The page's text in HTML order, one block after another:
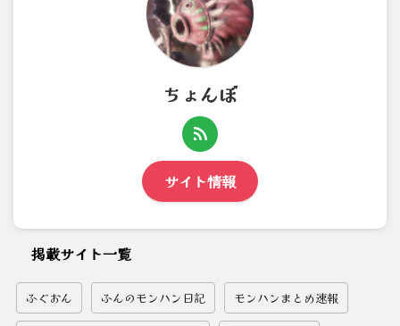
ちょんぼ
サイト情報
掲載サイト一覧
ふぐおん ふんのモンハン日記 モンハンまとめ速報